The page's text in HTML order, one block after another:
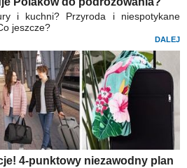
i kuchni? Przyroda i niespotykane
jeszcze?
DALEJ
4-punktowy niezawodny plan